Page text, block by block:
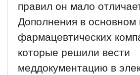
правил он мало
Дополнения в основном
фармацевтических
которые решили вести
меддокументацию в